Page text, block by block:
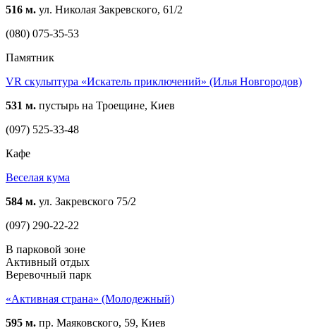
516 м. ул. Николая Закревского, 61/2
(080) 075-35-53
Памятник
VR скульптура «Искатель приключений» (Илья Новгородов)
531 м. пустырь на Троещине, Киев
(097) 525-33-48
Кафе
Веселая кума
584 м. ул. Закревского 75/2
(097) 290-22-22
В парковой зоне
Активный отдых
Веревочный парк
«Активная страна» (Молодежный)
595 м. пр. Маяковского, 59, Киев